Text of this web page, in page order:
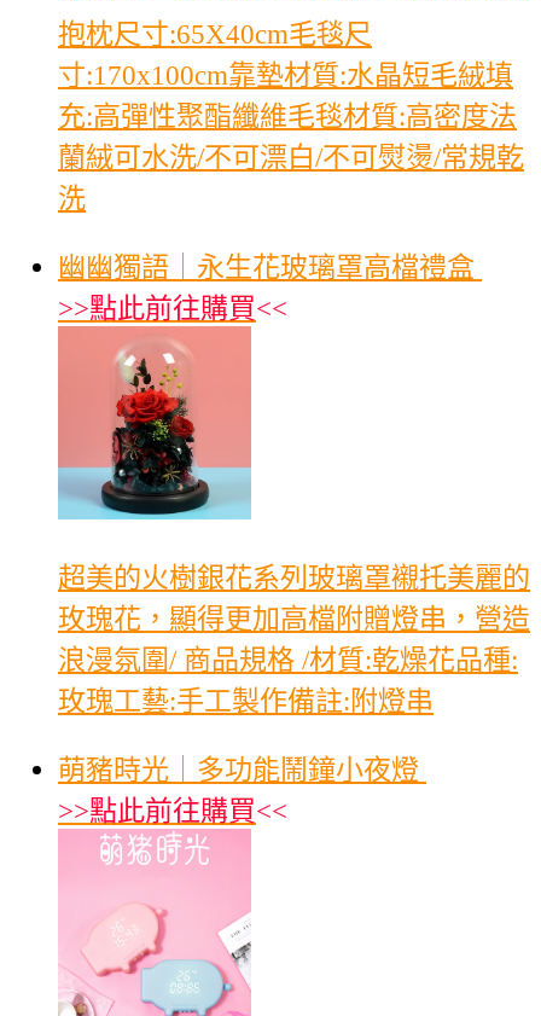
抱枕尺寸:65X40cm毛毯尺
寸:170x100cm靠墊材質:水晶短毛絨填
充:高彈性聚酯纖維毛毯材質:高密度法
蘭絨可水洗/不可漂白/不可熨燙/常規乾
洗
幽幽獨語｜永生花玻璃罩高檔禮盒
>>點此前往購買<<
超美的火樹銀花系列玻璃罩襯托美麗的
玫瑰花，顯得更加高檔附贈燈串，營造
浪漫氛圍/ 商品規格 /材質:乾燥花品種:
玫瑰工藝:手工製作備註:附燈串
萌豬時光｜多功能鬧鐘小夜燈
>>點此前往購買<<